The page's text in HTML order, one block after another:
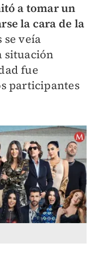
a tomar un
la cara de la
se veía
situación
fue
participantes